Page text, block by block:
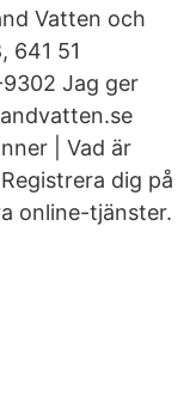
Vatten och
641 51
Jag ger
| Vad är
dig på
online-tjänster.